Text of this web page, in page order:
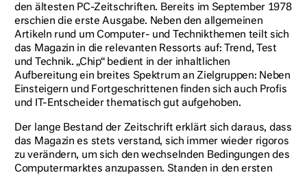
den ältesten PC-Zeitschriften. Bereits im September 1978
erschien die erste Ausgabe. Neben den allgemeinen
Artikeln rund um Computer- und Technikthemen teilt sich
das Magazin in die relevanten Ressorts auf: Trend, Test
und Technik. „Chip“ bedient in der inhaltlichen
Aufbereitung ein breites Spektrum an Zielgruppen: Neben
Einsteigern und Fortgeschrittenen finden sich auch Profis
und IT-Entscheider thematisch gut aufgehoben.
Der lange Bestand der Zeitschrift erklärt sich daraus, dass
das Magazin es stets verstand, sich immer wieder rigoros
zu verändern, um sich den wechselnden Bedingungen des
Computermarktes anzupassen. Standen in den ersten